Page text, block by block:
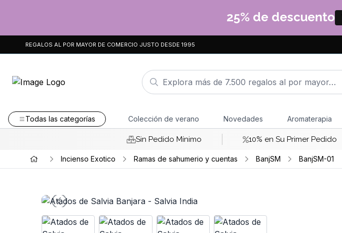
25% de descuento
REGALOS AL POR MAYOR DE COMERCIO JUSTO DESDE 1995
Todas las categorías Colección de verano Novedades Aromaterapia
Sin Pedido Mínimo 10% en Su Primer Pedido
Incienso Exotico Ramas de sahumerio y cuentas BanjSM BanjSM-01